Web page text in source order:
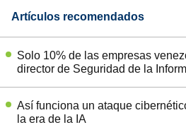
Artículos recomendados
Solo 10% de las empresas
director de Seguridad de la
Así funciona un ataque
la era de la IA